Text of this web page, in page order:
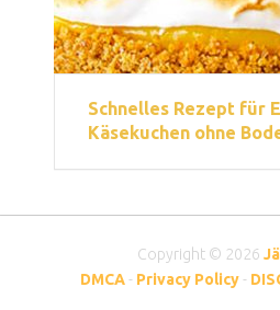
Schnelles Rezept für
Käsekuchen ohne
Copyright © 2026
DMCA- Privacy Policy-